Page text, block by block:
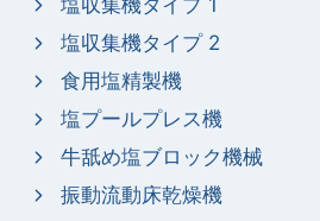
塩収集機タイプ 1
塩収集機タイプ 2
食用塩精製機
塩プールプレス機
牛舐め塩ブロック機械
振動流動床乾燥機